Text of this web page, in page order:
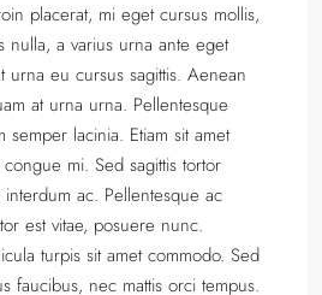
placerat, mi eget cursus mollis,
nulla, a varius urna ante eget
urna eu cursus sagittis. Aenean
at urna urna. Pellentesque
semper lacinia. Etiam sit amet
mi. Sed sagittis tortor
ac. Pellentesque ac
est vitae, posuere nunc.
turpis sit amet commodo. Sed
faucibus, nec mattis orci tempus.